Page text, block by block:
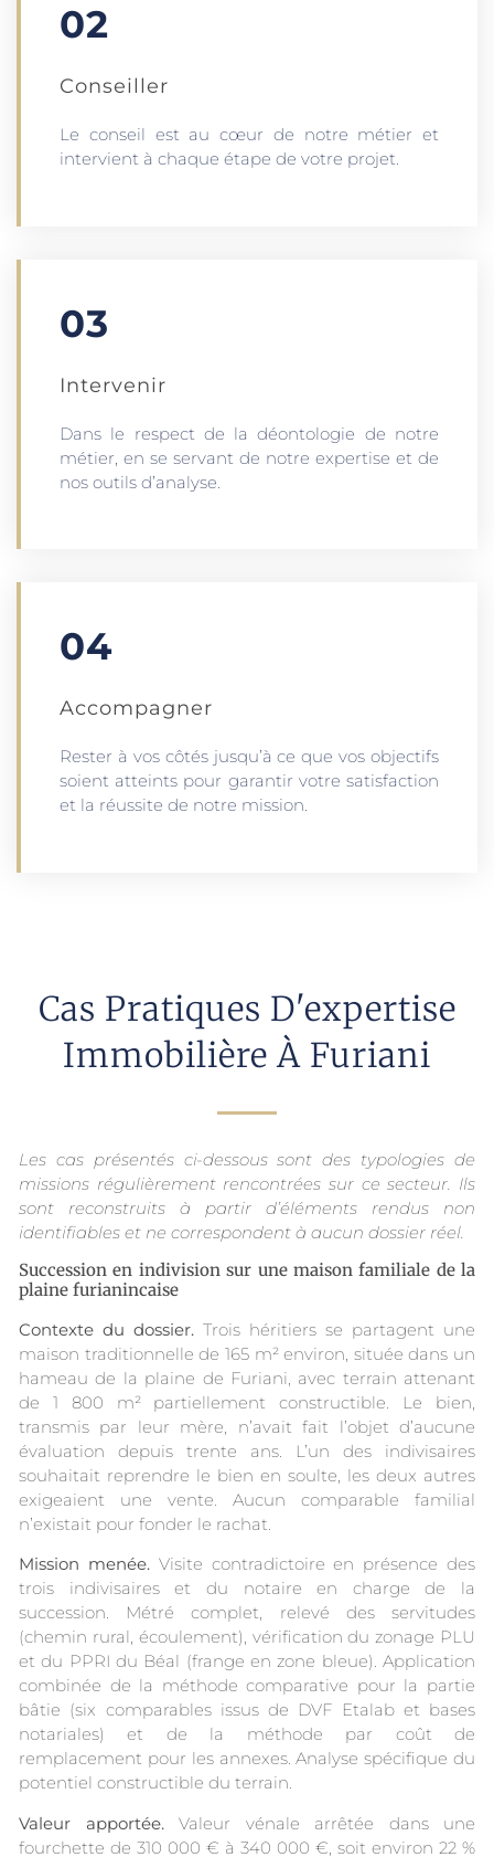
02
Conseiller
Le conseil est au cœur de notre métier et
intervient à chaque étape de votre projet.
03
Intervenir
Dans le respect de la déontologie de notre
métier, en se servant de notre expertise et de
nos outils d’analyse.
04
Accompagner
Rester à vos côtés jusqu’à ce que vos objectifs
soient atteints pour garantir votre satisfaction
et la réussite de notre mission.
Cas Pratiques D'expertise
Immobilière À Furiani
Les cas présentés ci-dessous sont des typologies de
missions régulièrement rencontrées sur ce secteur. Ils
sont reconstruits à partir d’éléments rendus non
identifiables et ne correspondent à aucun dossier réel.
Succession en indivision sur une maison familiale de la
plaine furianincaise
Contexte du dossier. Trois héritiers se partagent une
maison traditionnelle de 165 m² environ, située dans un
hameau de la plaine de Furiani, avec terrain attenant
de 1 800 m² partiellement constructible. Le bien,
transmis par leur mère, n’avait fait l’objet d’aucune
évaluation depuis trente ans. L’un des indivisaires
souhaitait reprendre le bien en soulte, les deux autres
exigeaient une vente. Aucun comparable familial
n’existait pour fonder le rachat.
Mission menée.Visite contradictoire en présence des
trois indivisaires et du notaire en charge de la
succession. Métré complet, relevé des servitudes
(chemin rural, écoulement), vérification du zonage PLU
et du PPRI du Béal (frange en zone bleue). Application
combinée de la méthode comparative pour la partie
bâtie (six comparables issus de DVF Etalab et bases
notariales) et de la méthode par coût de
remplacement pour les annexes. Analyse spécifique du
potentiel constructible du terrain.
Valeur apportée. Valeur vénale arrêtée dans une
fourchette de 310 000 € à 340 000 €, soit environ 22 %